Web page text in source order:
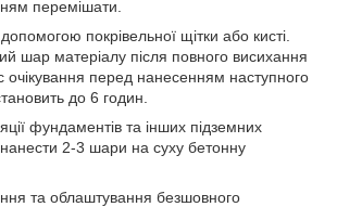
перемішати.
покрівельної щітки або кисті.
шар матеріалу після повного висихання
очікування перед нанесенням наступного
до 6 годин.
фундаментів та інших підземних
нанести 2-3 шари на суху бетонну
та облаштування безшовного